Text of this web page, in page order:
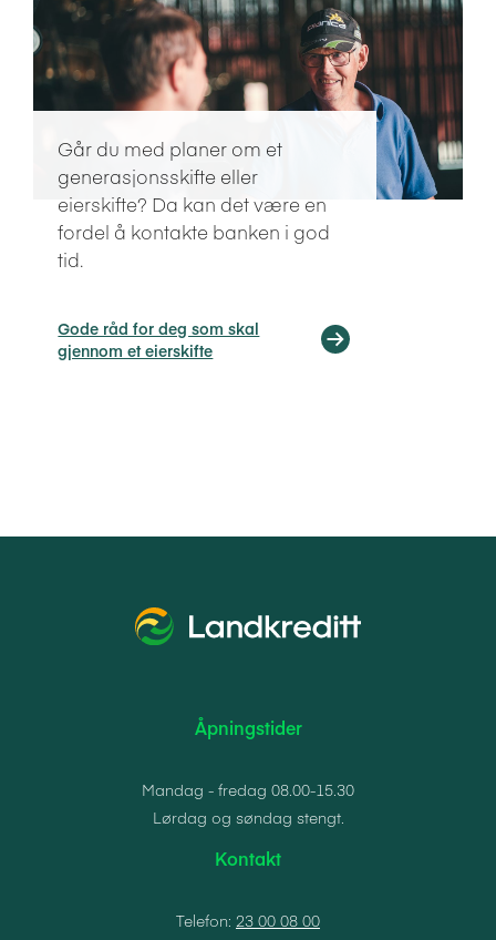
Går du med planer om et
generasjonsskifte eller
eierskifte? Da kan det være en
fordel å kontakte banken i god
tid.
Gode råd for deg som skal
gjennom et eierskifte
Åpningstider
Mandag - fredag 08.00-15.30
Lørdag og søndag stengt.
Kontakt
Telefon: 23 00 08 00